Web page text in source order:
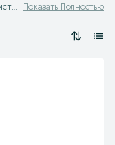
mol fermaga ishchi kerak - Вакансии в Узбекистане Показать Полностью